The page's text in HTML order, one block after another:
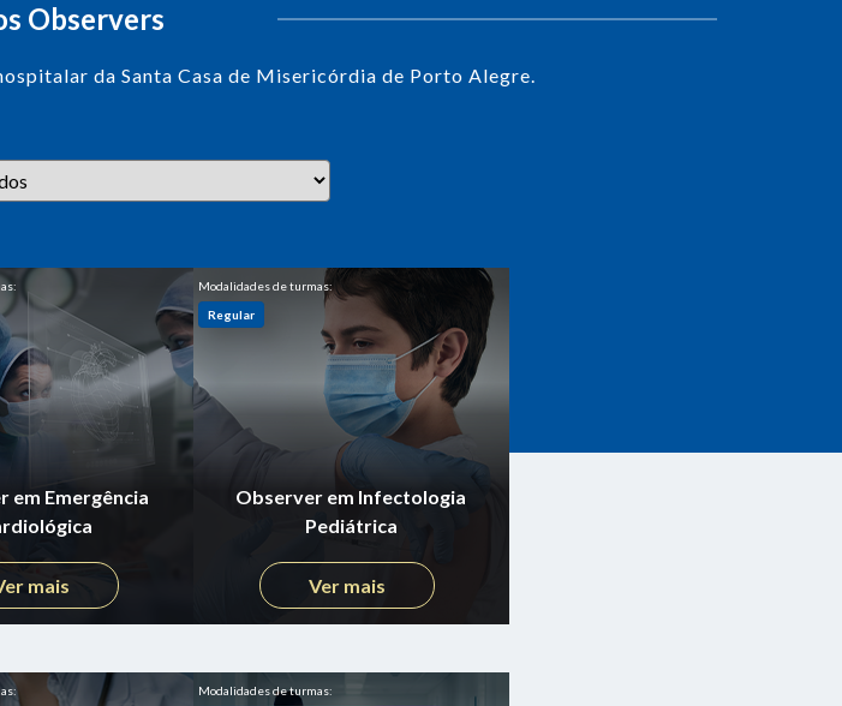
Observers
da Santa Casa de Misericórdia de Porto Alegre.
em Emergência
mais
Modalidades de turmas:
Regular
Observer em Infectologia
Pediátrica
Ver mais
Modalidades de turmas: